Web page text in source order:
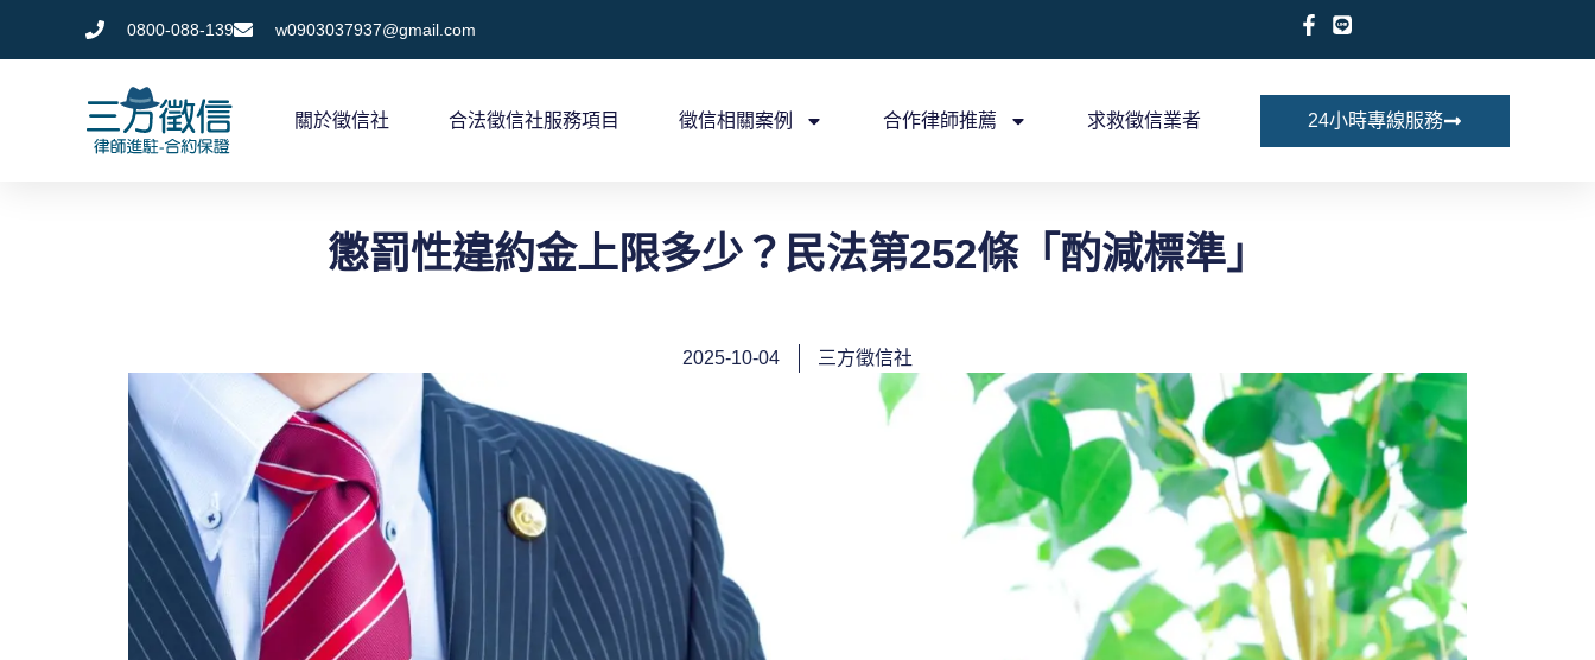
至
0800-088-139 w0903037937@gmail.com
關於徵信社 合法徵信社服務項目 徵信相關案例 合作律師推薦 求救徵信業者 24小時專線服務
懲罰性違約金上限多少？民法第252條「酌減標準」
2025-10-04 三方徵信社